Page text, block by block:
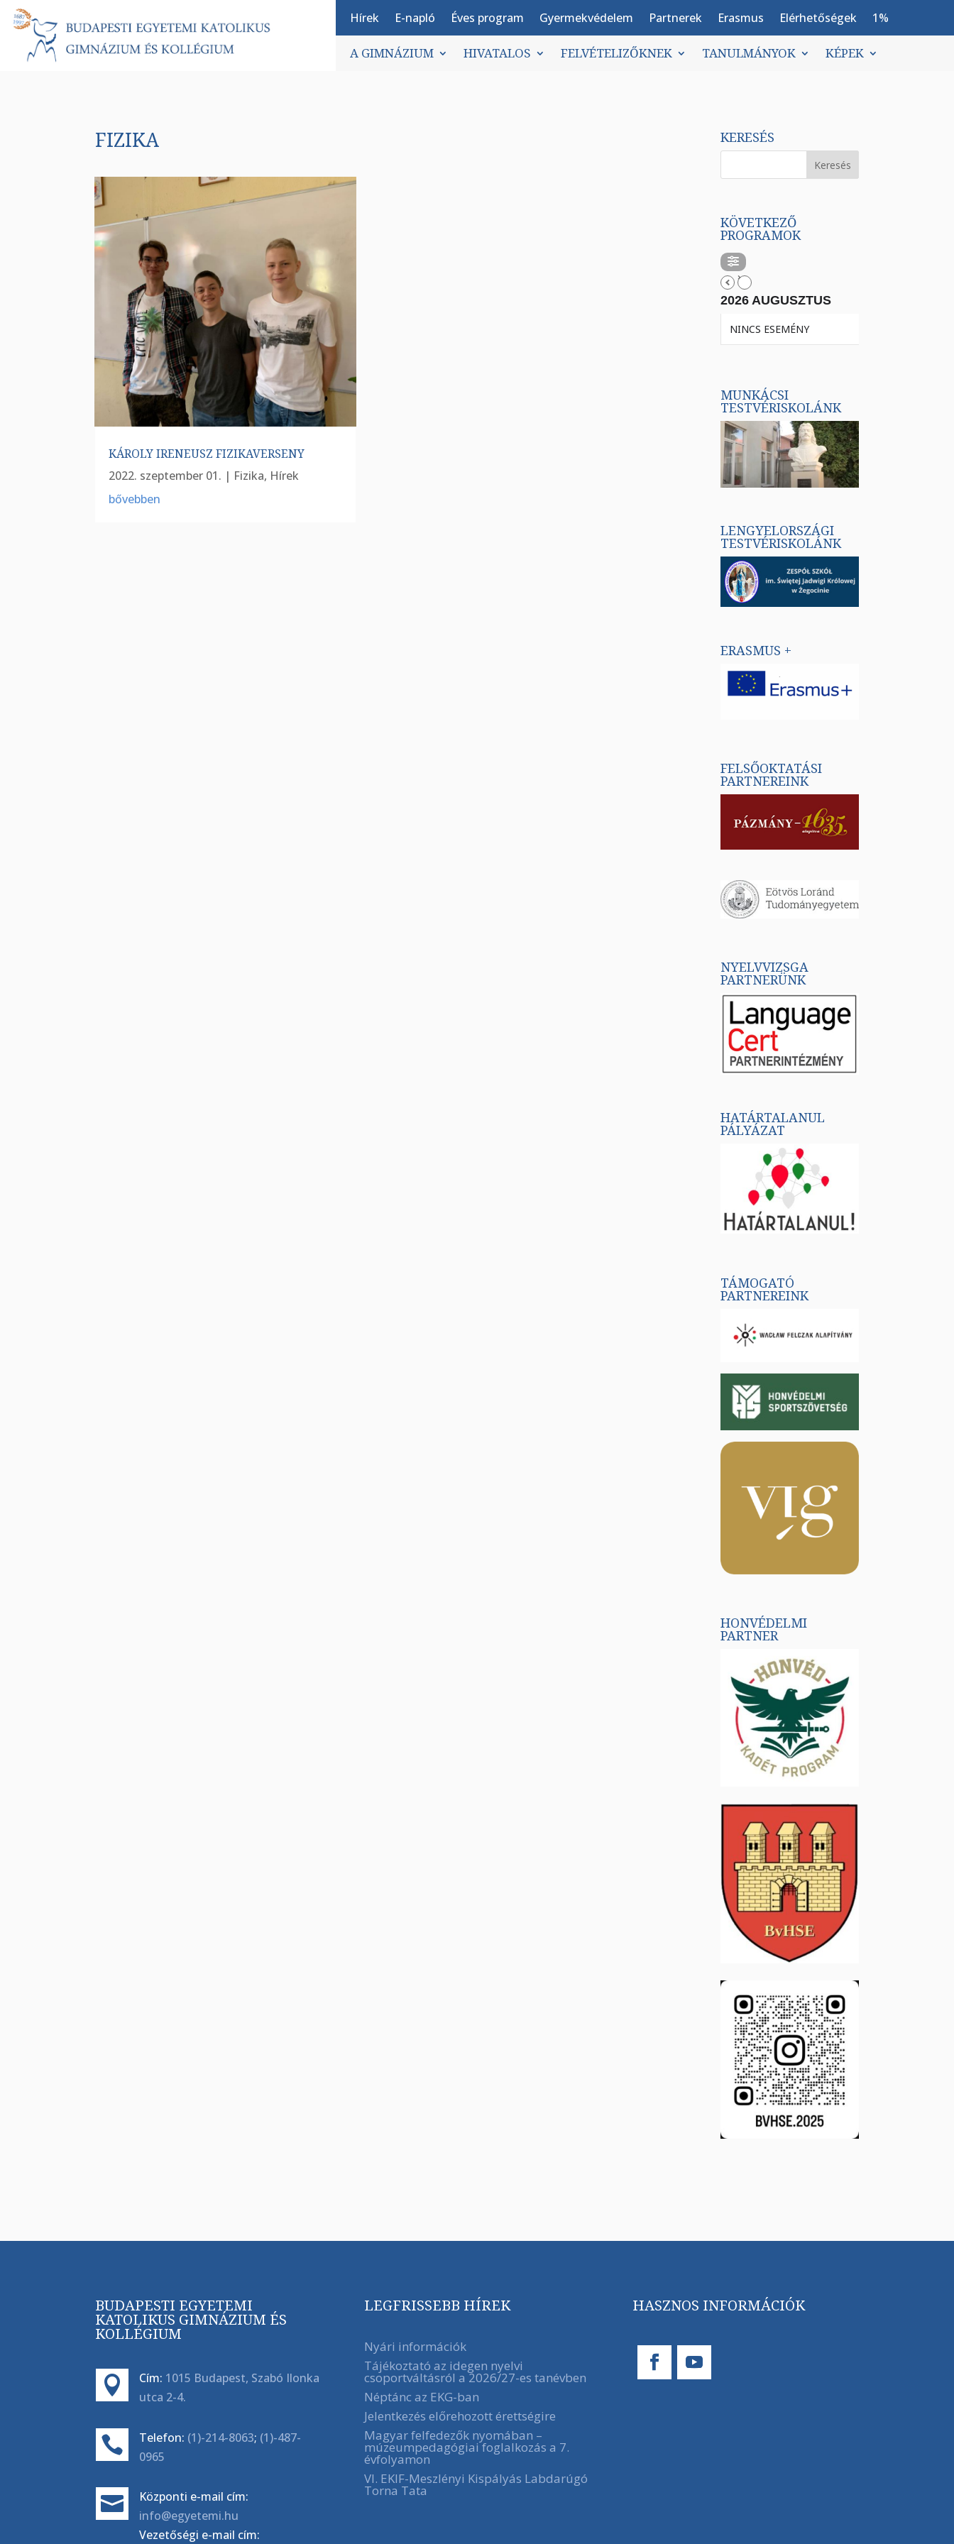
Hírek E-napló Éves program Gyermekvédelem Partnerek Erasmus Elérhetőségek 1%
A GIMNÁZIUM HIVATALOS FELVÉTELIZŐKNEK TANULMÁNYOK KÉPEK
FIZIKA
KÁROLY IRENEUSZ FIZIKAVERSENY
2022. szeptember 01. | Fizika, Hírek
bővebben
KERESÉS
KÖVETKEZŐ
PROGRAMOK
2026 AUGUSZTUS
NINCS ESEMÉNY
MUNKÁCSI
TESTVÉRISKOLÁNK
LENGYELORSZÁGI
TESTVÉRISKOLÁNK
ERASMUS +
FELSŐOKTATÁSI
PARTNEREINK
NYELVVIZSGA
PARTNERÜNK
HATÁRTALANUL
PÁLYÁZAT
TÁMOGATÓ
PARTNEREINK
HONVÉDELMI
PARTNER
BUDAPESTI EGYETEMI
KATOLIKUS GIMNÁZIUM ÉS
KOLLÉGIUM
 Cím: 1015 Budapest, Szabó Ilonka
utca 2-4.
 Telefon: (1)-214-8063; (1)-487-
0965

Központi e-mail cím:
info@egyetemi.hu
Vezetőségi e-mail cím:
LEGFRISSEBB HÍREK
Nyári információk
Tájékoztató az idegen nyelvi
csoportváltásról a 2026/27-es tanévben
Néptánc az EKG-ban
Jelentkezés előrehozott érettségire
Magyar felfedezők nyomában –
múzeumpedagógiai foglalkozás a 7.
évfolyamon
VI. EKIF-Meszlényi Kispályás Labdarúgó
Torna Tata
HASZNOS INFORMÁCIÓK